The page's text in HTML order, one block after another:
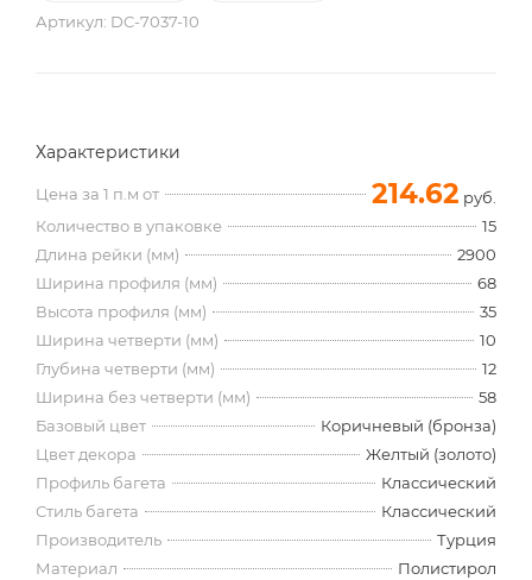
Артикул: DC-7037-10
Характеристики
Цена за 1 п.м от 214.62 руб.
Количество в упаковке
15
Длина рейки (мм)
2900
Ширина профиля (мм)
68
Высота профиля (мм)
35
Ширина четверти (мм)
10
Глубина четверти (мм)
12
Ширина без четверти (мм)
58
Базовый цвет
Коричневый (бронза)
Цвет декора
Желтый (золото)
Профиль багета
Классический
Стиль багета
Классический
Производитель
Турция
Материал
Полистирол